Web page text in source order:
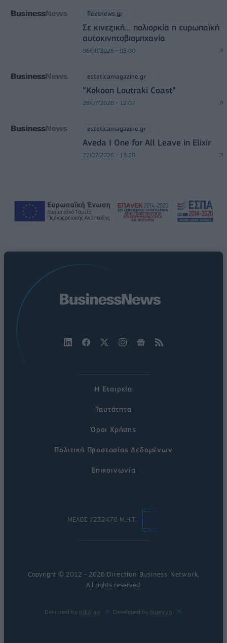
fleetnews.gr
Σε κινεζική… πολιορκία η ευρωπαϊκή
αυτοκινητοβιομηχανία
06/08/2026 - 05:00
esteticamagazine.gr
“Kokoon Loutraki Coast”
28/07/2026 - 12:07
esteticamagazine.gr
Aveda I One for All Leave in Elixir
22/07/2026 - 13:20
Η Εταιρεία
Ταυτότητα
Όροι Χρήσης
Πολιτική Προστασίας Δεδομένων
Επικοινωνία
ΜΕΛΟΣ #232470 Μ.Η.Τ.
Copyright © 2012 - 2026 Direction Business Network.
All rights reserved.
Designed by nikolas Developed by Nuevvo